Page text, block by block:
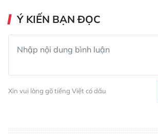
Ý KIẾN BẠN ĐỌC
Xin vui lòng gõ tiếng Việt có dấu